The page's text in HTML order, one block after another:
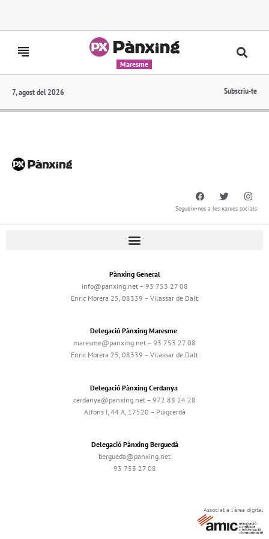
Maresme
7, agost del 2026 Subscriu-te
Segueix-nos a les xarxes socials
Pànxing General
info@panxing.net – 93 753 27 08
Enric Morera 25, 08339 – Vilassar de Dalt
Delegació Pànxing Maresme
maresme@panxing.net – 93 753 27 08
Enric Morera 25, 08339 – Vilassar de Dalt
Delegació Pànxing Cerdanya
cerdanya@panxing.net – 972 88 24 28
Alfons I, 44 A, 17520 – Puigcerdà
Delegació Pànxing Berguedà
bergueda@panxing.net
93 753 27 08
Associat a l'àrea digital